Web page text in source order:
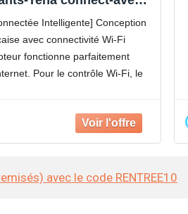
portail ajouré ou
jusqu'a 3.5m et 300kg,
Wifi, Noir
Intelligente] Conception
avec connectivité Wi-Fi
fonctionne parfaitement
Pour le contrôle Wi-Fi, le
Puissante Et Universelle]
avec le code RENTREE10